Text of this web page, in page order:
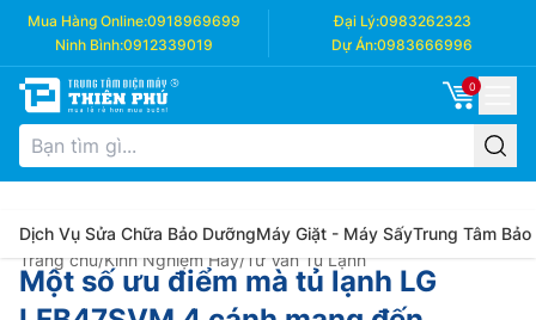
Mua Hàng Online:0918969699 Đại Lý:0983262323
Ninh Bình:0912339019 Dự Án:0983666996
0
Dịch Vụ Sửa Chữa Bảo DưỡngMáy Giặt - Máy SấyTrung Tâm Bảo
Trang chủ/Kinh Nghiệm Hay/Tư Vấn Tủ Lạnh
Một số ưu điểm mà tủ lạnh LG